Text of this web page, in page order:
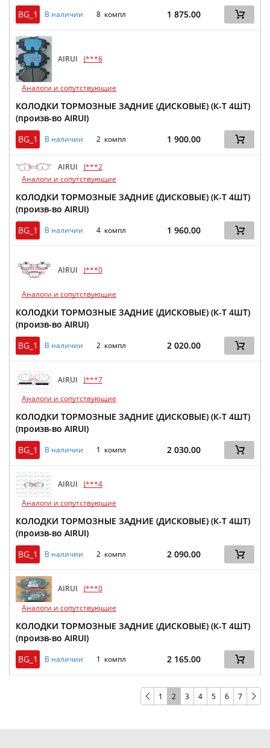
BG_1
В наличии 8 компл 1 875.00
AIRUI J***6
Аналоги и сопутствующие
КОЛОДКИ ТОРМОЗНЫЕ ЗАДНИЕ (ДИСКОВЫЕ) (К-Т 4ШТ)
(произв-во AIRUI)
BG_1
В наличии 2 компл 1 900.00
AIRUI
J***2
Аналоги и сопутствующие
КОЛОДКИ ТОРМОЗНЫЕ ЗАДНИЕ (ДИСКОВЫЕ) (К-Т 4ШТ)
(произв-во AIRUI)
BG_1
В наличии 4 компл 1 960.00
AIRUI J***0
Аналоги и сопутствующие
КОЛОДКИ ТОРМОЗНЫЕ ЗАДНИЕ (ДИСКОВЫЕ) (К-Т 4ШТ)
(произв-во AIRUI)
BG_1
В наличии 2 компл 2 020.00
AIRUI
J***7
Аналоги и сопутствующие
КОЛОДКИ ТОРМОЗНЫЕ ЗАДНИЕ (ДИСКОВЫЕ) (К-Т 4ШТ)
(произв-во AIRUI)
BG_1
В наличии 1 компл 2 030.00
AIRUI
J***4
Аналоги и сопутствующие
КОЛОДКИ ТОРМОЗНЫЕ ЗАДНИЕ (ДИСКОВЫЕ) (К-Т 4ШТ)
(произв-во AIRUI)
BG_1
В наличии 2 компл 2 090.00
AIRUI
J***0
Аналоги и сопутствующие
КОЛОДКИ ТОРМОЗНЫЕ ЗАДНИЕ (ДИСКОВЫЕ) (К-Т 4ШТ)
(произв-во AIRUI)
BG_1
В наличии 1 компл 2 165.00
1 2 3 4 5 6 7